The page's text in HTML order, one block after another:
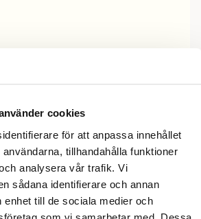
cookies
för att anpassa innehållet
tillhandahålla funktioner
analysera vår trafik. Vi
sådana identifierare och annan
enhet till de sociala medier och
& tåg
krävs!
ska inte framkalla ett
eller panikångest hos en